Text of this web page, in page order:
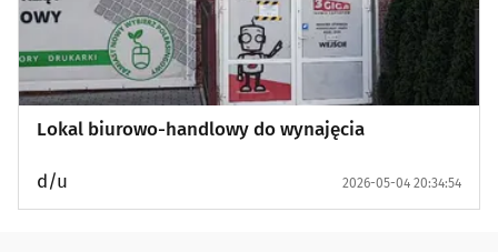
Lokal biurowo-handlowy do wynajęcia
d/u 2026-05-04 20:34:54